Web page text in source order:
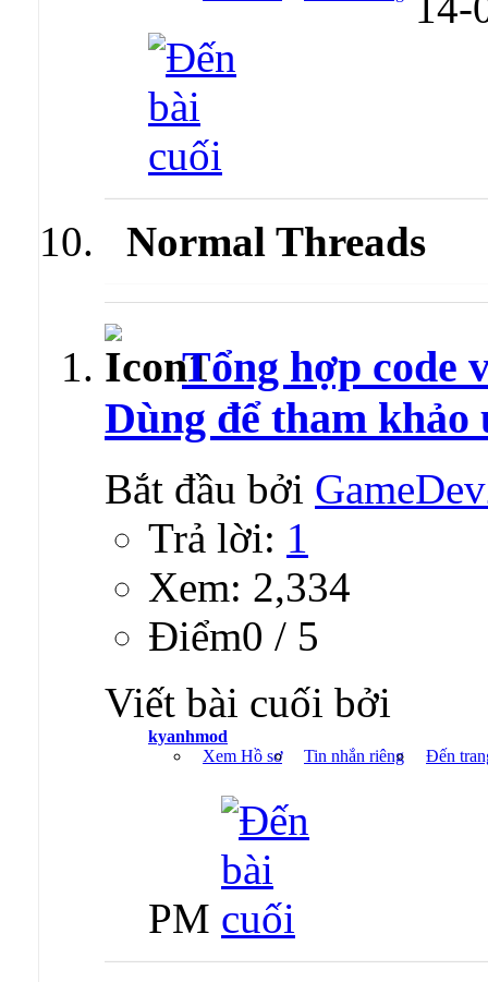
Normal Threads
Tổng hợp code
Dùng để tham khảo
Bắt đầu bởi
Trả lời: 1
Xem: 2,334
Ðiểm0 / 5
Viết bài cuối bởi
kyanhmod
Xem Hồ sơ
Tin nhắn riêng Đến
PM